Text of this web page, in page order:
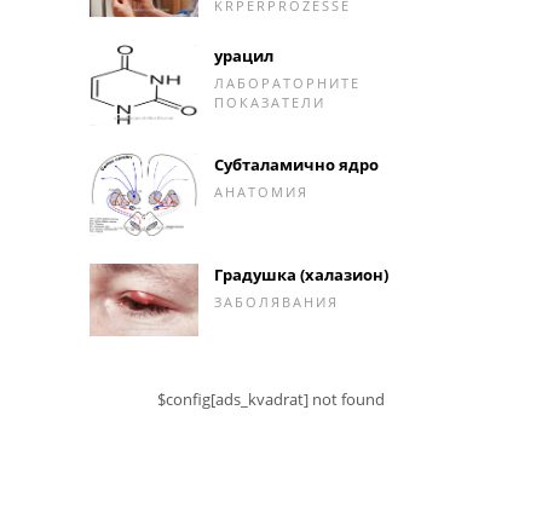
KRPERPROZESSE
урацил
ЛАБОРАТОРНИТЕ
ПОКАЗАТЕЛИ
Субталамично ядро
АНАТОМИЯ
Градушка (халазион)
ЗАБОЛЯВАНИЯ
$config[ads_kvadrat] not found